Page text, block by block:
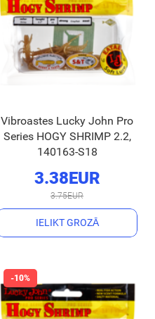
Vibroastes Lucky John Pro
Series HOGY SHRIMP 2.2,
140163-S18
3.38EUR
3.75EUR
IELIKT GROZĀ